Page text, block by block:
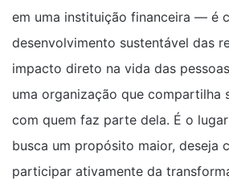
em uma instituição financeira — é
desenvolvimento sustentável das
impacto direto na vida das
uma organização que compartilha
com quem faz parte dela. É o
busca um propósito maior, deseja
participar ativamente da